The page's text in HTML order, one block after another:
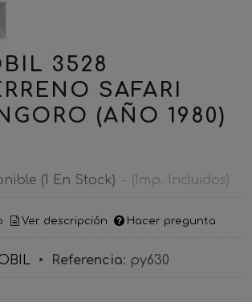
3528
SAFARI
(AÑO 1980)
(1 En Stock) - (Imp. Incluidos)
Ver descripción Hacer pregunta
• Referencia: py630